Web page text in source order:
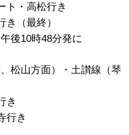
ト・高松行き
（最終）
後10時48分発に
松山方面）・土讃線（琴
き
行き